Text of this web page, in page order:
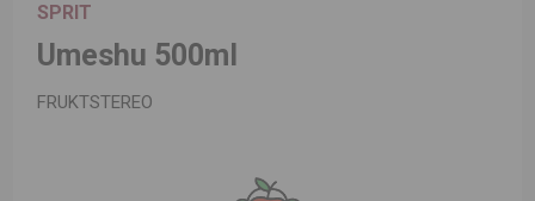
SPRIT
Umeshu 500ml
FRUKTSTEREO